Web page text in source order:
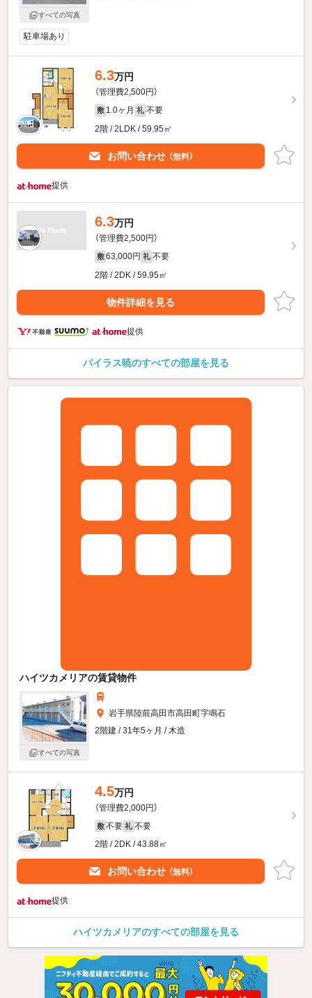
すべての写真
駐車場あり
6.3万円
（管理費2,500円）
敷 1.0ヶ月 礼 不要
2階 / 2LDK / 59.95㎡
お問い合わせ （無料）
提供
6.3万円
（管理費2,500円）
敷 63,000円 礼 不要
2階 / 2DK / 59.95㎡
物件詳細を見る
提供
パイラス暁のすべての部屋を見る
ハイツカメリアの賃貸物件
すべての写真
岩手県陸前高田市高田町字鳴石
2階建 / 31年5ヶ月 / 木造
4.5万円
（管理費2,000円）
敷 不要 礼 不要
2階 / 2DK / 43.88㎡
お問い合わせ （無料）
提供
ハイツカメリアのすべての部屋を見る